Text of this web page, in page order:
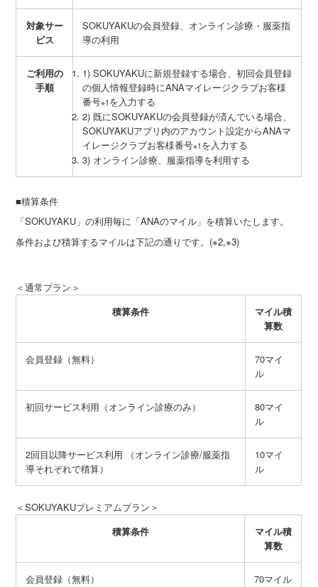
対象サー
ビス
SOKUYAKUの会員登録、オンライン診療・服薬指
導の利用
ご利用の
手順
1) SOKUYAKUに新規登録する場合、初回会員登録
の個人情報登録時にANAマイレージクラブお客様
番号※1 を入力する
2) 既にSOKUYAKUの会員登録が済んでいる場合、
SOKUYAKUアプリ内のアカウント設定からANAマ
イレージクラブお客様番号※1 を入力する
3) オンライン診療、服薬指導を利用する
■積算条件
「SOKUYAKU」の利用毎に「ANAのマイル」を積算いたします。
条件および積算するマイルは下記の通りです。 (※2,※3)
＜通常プラン＞
積算条件
マイル積
算数
会員登録（無料）
70マイ
ル
初回サービス利用（オンライン診療のみ）
80マイ
ル
2回目以降サービス利用 （オンライン診療/服薬指
導それぞれで積算）
10マイ
ル
＜SOKUYAKUプレミアムプラン＞
積算条件
マイル積
算数
会員登録（無料） 70マイル